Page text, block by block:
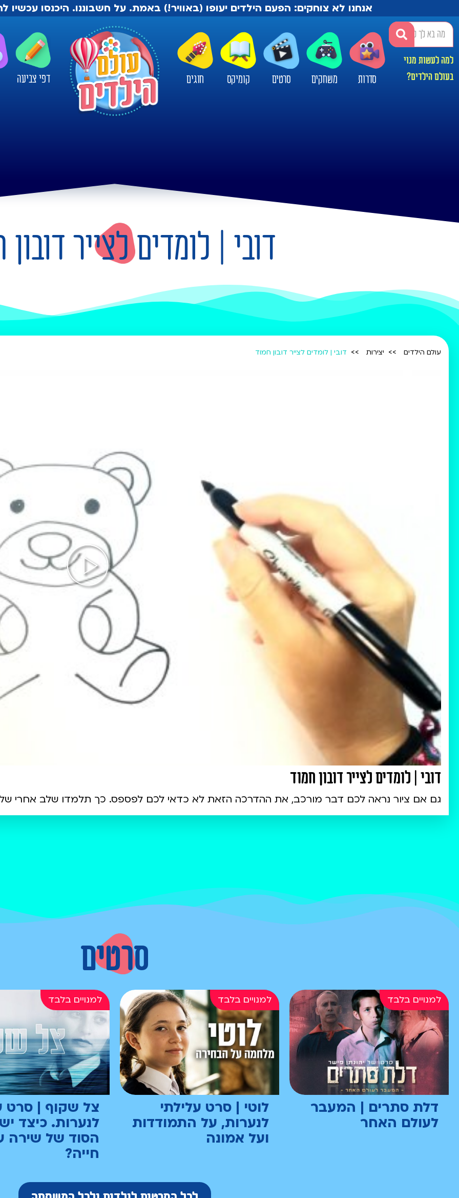
אנחנו לא צוחקים: הפעם הילדים יעופו (באוויר!) באמת. על חשבוננו. היכנסו עכשיו
למה לעשות מנוי
בעולם הילדים?
סדרות משחקים סרטים קומיקס חוגים דפי צביעה
דובי | לומדים לצייר
עולם הילדים יצירות דובי | לומדים לצייר דובון חמוד
דובי | לומדים לצייר דובון חמוד
גם אם ציור נראה לכם דבר מורכב, את ההדרכה הזאת לא כדאי לכם לפספס. כך תלמדו שלב אחרי שלב
סרטים
דלת סתרים | המעבר
לעולם האחר
לוטי | סרט עלילתי
לנערות, על התמודדות
ועל אמונה
צל שקוף | סרט
לנערות. כיצד
הסוד של שירה
חייה?